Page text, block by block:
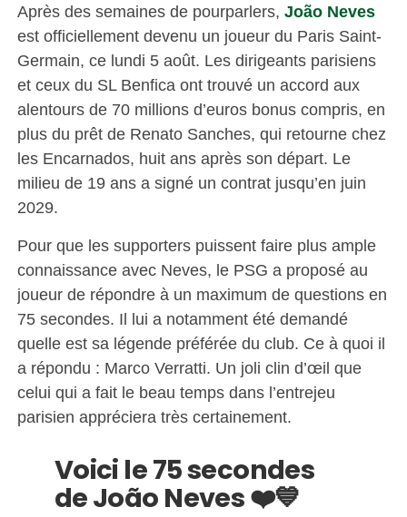
Après des semaines de pourparlers, João Neves
est officiellement devenu un joueur du Paris Saint-
Germain, ce lundi 5 août. Les dirigeants parisiens
et ceux du SL Benfica ont trouvé un accord aux
alentours de 70 millions d’euros bonus compris, en
plus du prêt de Renato Sanches, qui retourne chez
les Encarnados, huit ans après son départ. Le
milieu de 19 ans a signé un contrat jusqu’en juin
2029.
Pour que les supporters puissent faire plus ample
connaissance avec Neves, le PSG a proposé au
joueur de répondre à un maximum de questions en
75 secondes. Il lui a notamment été demandé
quelle est sa légende préférée du club. Ce à quoi il
a répondu : Marco Verratti. Un joli clin d’œil que
celui qui a fait le beau temps dans l’entrejeu
parisien appréciera très certainement.
Voici le 75 secondes
de João Neves ❤️💙